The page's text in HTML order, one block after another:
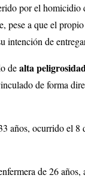
por el homicidio
pese a que el
intención de
dealta
de forma
años, ocurrido el 8
de 26 años,